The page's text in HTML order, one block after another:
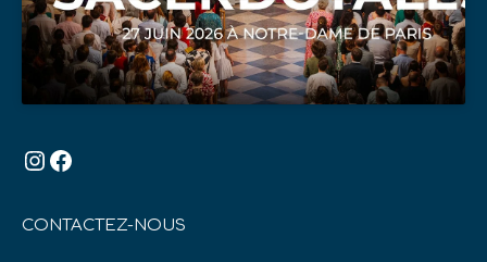
Instagram
Facebook
CONTACTEZ-NOUS